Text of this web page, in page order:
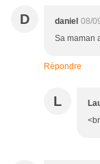
D daniel 08/
Sa maman
Répondre
L